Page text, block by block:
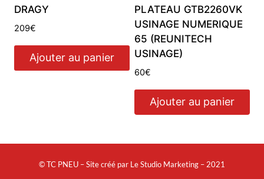
DRAGY
209€
Ajouter au panier
PLATEAU GTB2260VK
USINAGE NUMERIQUE
65 (REUNITECH
USINAGE)
60€
Ajouter au panier
© TC PNEU – Site créé par Le Studio Marketing – 2021